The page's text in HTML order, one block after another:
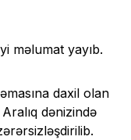
məlumat yayıb.
daxil olan
dənizində